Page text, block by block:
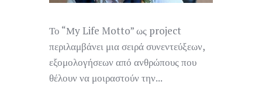
Το “Μy Life Motto” ως project
περιλαμβάνει μια σειρά συνεντεύξεων,
εξομολογήσεων από ανθρώπους που
θέλουν να μοιραστούν την...